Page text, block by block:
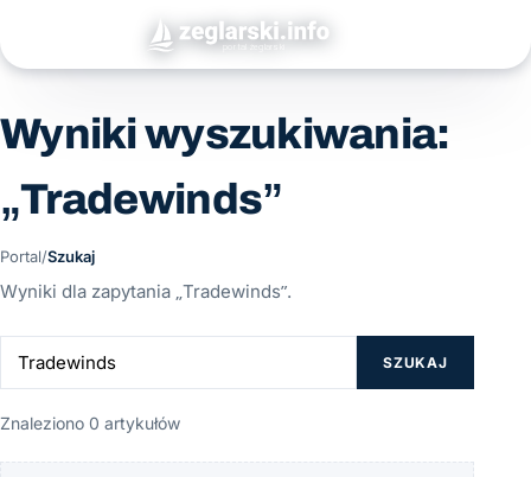
Wyniki wyszukiwania:
„Tradewinds”
Portal/Szukaj
Wyniki dla zapytania „Tradewinds”.
SZUKAJ
Znaleziono 0 artykułów